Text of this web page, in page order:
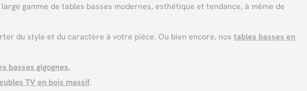
gamme de tables basses modernes, esthétique et tendance, à même de
du style et du caractère à votre pièce. Ou bien encore, nos tables basses en
basses gigognes.
TV en bois massif.